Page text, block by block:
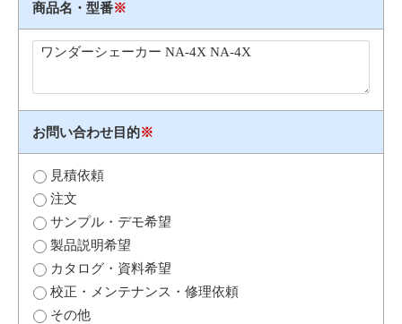
商品名・型番※
お問い合わせ目的※
見積依頼
注文
サンプル・デモ希望
製品説明希望
カタログ・資料希望
校正・メンテナンス・修理依頼
その他